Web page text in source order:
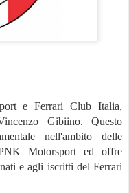
e Ferrari Club Italia,
Gibiino. Questo
nell'ambito delle
Motorsport ed offre
e agli iscritti del Ferrari